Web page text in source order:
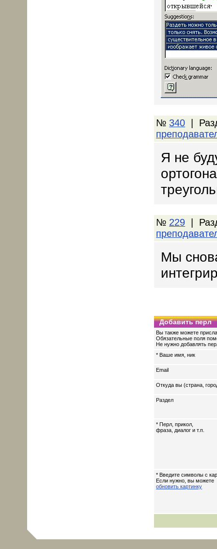
№ 340 |
Я не
№ 229 |
Мы
Добавить перл
Вы также можете
Обязательные поля
Не нужно добавлять
* Ваше имя, ник
Email
Откуда вы (страна,
Раздел
* Перл, прикол,
фраза, диалог и т.п.
* Введите символы с
Если нужно, вы можете
обновить картинку